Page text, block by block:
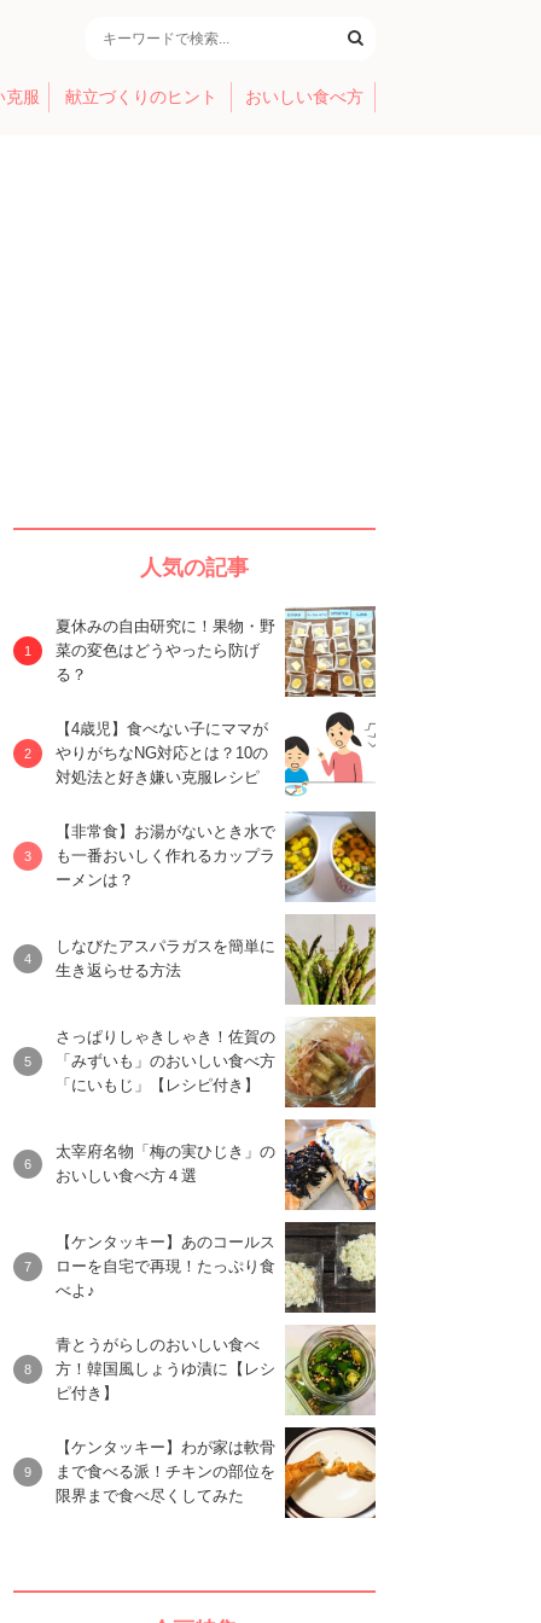
克服 献立づくりのヒント おいしい食べ方
人気の記事
夏休みの自由研究に！果物・野
菜の変色はどうやったら防げ
る？
【4歳児】食べない子にママが
やりがちなNG対応とは？10の
対処法と好き嫌い克服レシピ
【非常食】お湯がないとき水で
も一番おいしく作れるカップラ
ーメンは？
しなびたアスパラガスを簡単に
生き返らせる方法
さっぱりしゃきしゃき！佐賀の
「みずいも」のおいしい食べ方
「にいもじ」【レシピ付き】
太宰府名物「梅の実ひじき」の
おいしい食べ方４選
【ケンタッキー】あのコールス
ローを自宅で再現！たっぷり食
べよ♪
青とうがらしのおいしい食べ
方！韓国風しょうゆ漬に【レシ
ピ付き】
【ケンタッキー】わが家は軟骨
まで食べる派！チキンの部位を
限界まで食べ尽くしてみた